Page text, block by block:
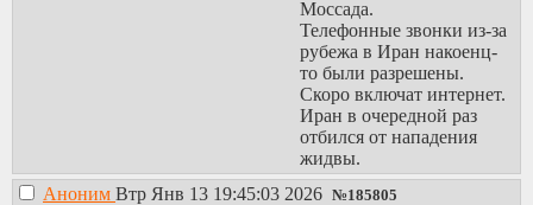
буквально их
выкормленыш.
На фото "шах"
Пехлеви с
массовым
убийцей,
развязавшим
геноцид в Газе,
Моссада.
Телефонные звонки из-за
рубежа в Иран накоенц-
то были разрешены.
Скоро включат интернет.
Иран в очередной раз
отбился от нападения
жидвы.
Аноним Втр Янв 13 19:45:03 2026 №185805